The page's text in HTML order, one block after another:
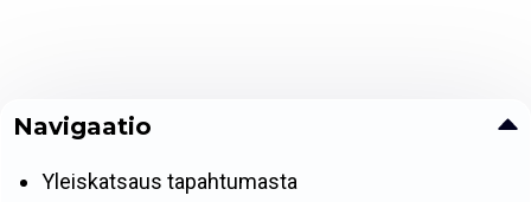
Navigaatio
Yleiskatsaus tapahtumasta